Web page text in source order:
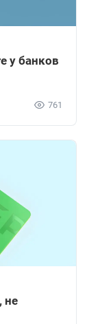
у банков
761
не